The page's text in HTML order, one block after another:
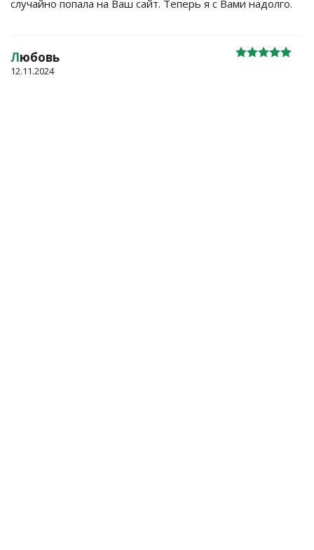
случайно попала на Ваш сайт. Теперь я с Вами надолго.
Любовь
12.11.2024